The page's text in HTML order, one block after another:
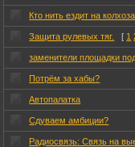
Кто нить ездит на
Защита рулевых тяг. [ 1
заменители площадки
Потрём за хабы?
Автопалатка
Сдуваем амбиции?
Радиосвязь: Связь на